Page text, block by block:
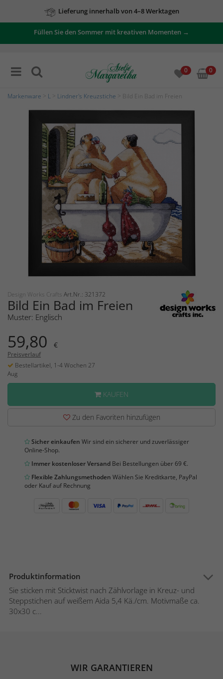
Lieferung innerhalb von 4–8 Werktagen
Zu unseren Angeboten
Füllen Sie den Sommer mit kreativen Momenten →
0 0
Markenware L Lindner's Kreuzstiche > Bild Ein Bad im Freien
Design Works Crafts Art.Nr.: 321372
Bild Ein Bad im Freien
Muster: Englisch
59,80 €
Preisverlauf
Bestellartikel, 1-4 Wochen 27
Aug
KAUFEN
Zu den Favoriten hinzufügen
Sicher einkaufen Wir sind ein sicherer und zuverlässiger
Online-Shop.
Immer kostenloser Versand Bei Bestellungen über 69 €.
Flexible Zahlungsmethoden Wählen Sie Kreditkarte, PayPal
oder Kauf auf Rechnung
Produktinformation
Sie sticken mit Sticktwist nach Zählvorlage in Kreuz- und
Steppstichen auf weißem Aida 5,4 Kä./cm. Motivmaße ca.
30x30 c...
WIR GARANTIEREN